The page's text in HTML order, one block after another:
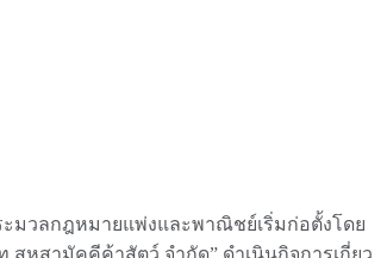
มวลกฎหมายแพ่งและพาณิชย์เริ่มก่อตั้งโดย
หสามัคคีค้าสัตว์ จำกัด” ดำเนินกิจการเกี่ยว